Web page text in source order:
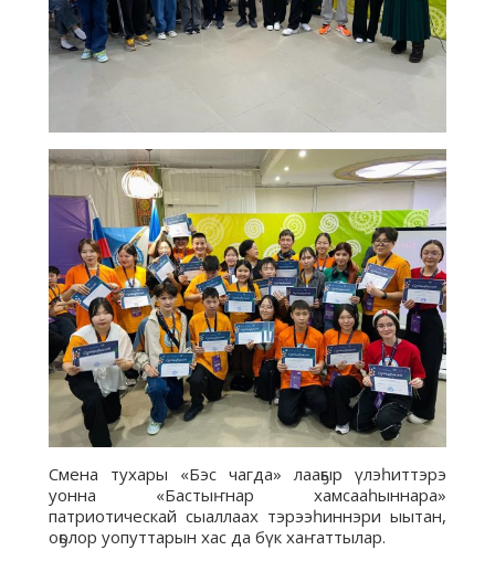
Смена тухары «Бэс чагда» лааҕыр үлэһиттэрэ
уонна «Бастыҥнар хамсааһыннара»
патриотическай сыаллаах тэрээһиннэри ыытан,
оҕолор уопуттарын хас да бүк хаҥаттылар.